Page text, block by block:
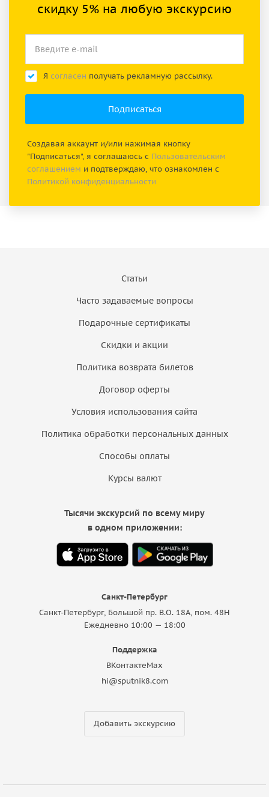
скидку 5% на любую экскурсию
Я согласен получать рекламную рассылку.
Создавая аккаунт и/или нажимая кнопку
"Подписаться", я соглашаюсь с Пользовательским
соглашением и подтверждаю, что ознакомлен с
Политикой конфиденциальности
Статьи
Часто задаваемые вопросы
Подарочные сертификаты
Скидки и акции
Политика возврата билетов
Договор оферты
Условия использования сайта
Политика обработки персональных данных
Способы оплаты
Курсы валют
Санкт-Петербург
Санкт-Петербург, Большой пр. В.О. 18A, пом. 48Н
Ежедневно 10:00 — 18:00
Поддержка
ВКонтактеMax
hi@sputnik8.com
Добавить экскурсию
Тысячи экскурсий по всему миру
в одном приложении: